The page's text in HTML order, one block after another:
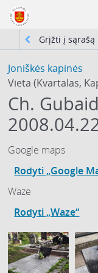
Grįžti į sąrašą
Joniškės kapinės
Vieta (Kvartalas,
Ch.
Google maps
Rodyti „Google
Waze
Rodyti „Waze“